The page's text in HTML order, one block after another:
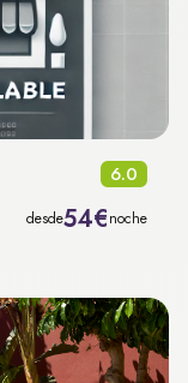
6.0
desde54€noche